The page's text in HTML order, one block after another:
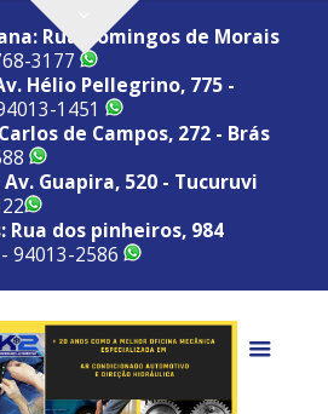
Rua Domingos de Morais
3177
Hélio Pellegrino, 775 -
1451
de Campos, 272 - Brás
Guapira, 520 - Tucuruvi
Rua dos pinheiros, 984
94013-2586